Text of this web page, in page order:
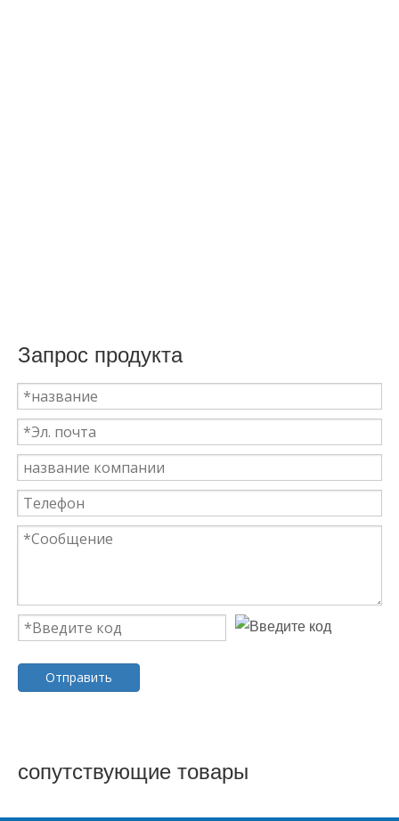
Запрос продукта
Отправить
сопутствующие товары